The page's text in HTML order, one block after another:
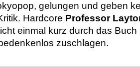
gelungen und geben
Hardcore Professor
einmal kurz durch das Buch
zuschlagen.